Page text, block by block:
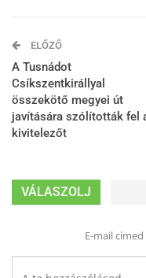
ELŐZŐ
A Tusnádot
Csíkszentkirállyal
összekötő megyei út
javítására szólították fel
kivitelezőt
VÁLASZOLJ
E-mail